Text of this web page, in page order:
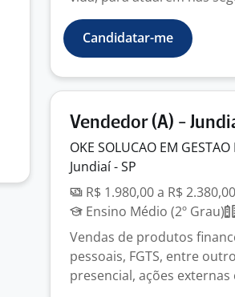
Candidatar-me
Vendedor (A) -
OKE SOLUCAO EM GESTAO
Jundiaí - SP
R$ 1.980,00 a R$ 2.380,00
Ensino Médio (2º Grau)
Vendas de produtos
pessoais, FGTS, entre
presencial, ações externas